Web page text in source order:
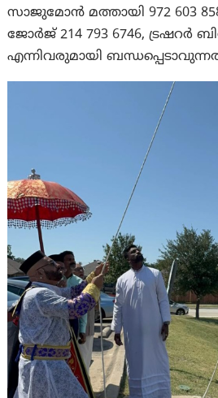
സാജുമോന്‍ മത്തായി 972 603
ജോര്‍ജ് 214 793 6746, ട്രഷറര്‍
എന്നിവരുമായി